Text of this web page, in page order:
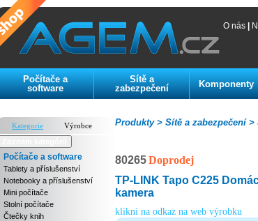
O nás
Počítače a
software
Sítě a
zabezpečení
Komponenty
Kategorie
Výrobce
Počítače a software
Tablety a příslušenství
Notebooky a příslušenství
Mini počítače
Stolní počítače
Čtečky knih
Sítě a zabezpečení >
Produkty >
80265Doprodej
TP-LINK Tapo C225
kamera
klikni na odkaz na web výrobku